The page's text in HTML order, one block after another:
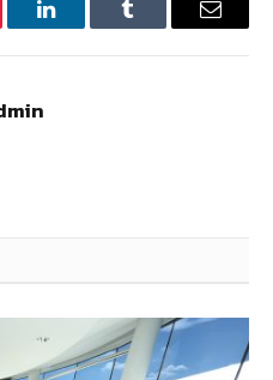
LinkedInTumblr Email